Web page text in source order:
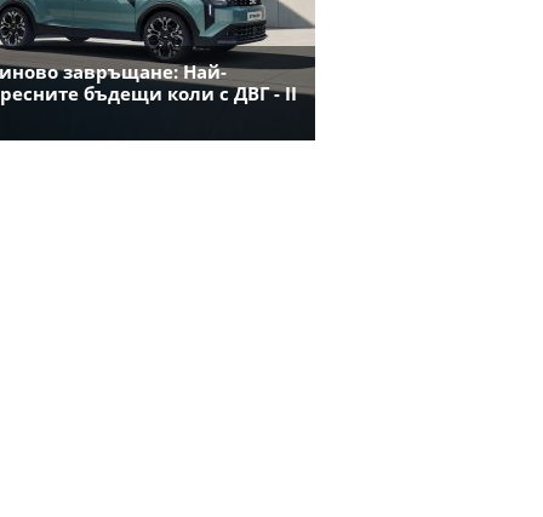
завръщане: Най-
бъдещи коли с ДВГ - II